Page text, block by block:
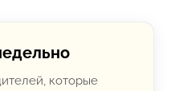
которые